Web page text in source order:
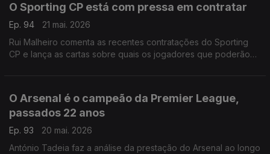
O Sporting CP está com pressa em contratar
Ep. 94
21 mai. 2026
Rui Malheiro comenta as recentes contratações do Sporting
CP e lança as cartas sobre quais os jogadores que poderão
O Arsenal é o campeão da Premier League,
passados 22 anos
Ep. 93
20 mai. 2026
António Tadeia faz a análise da prestação do Arsenal ao longo